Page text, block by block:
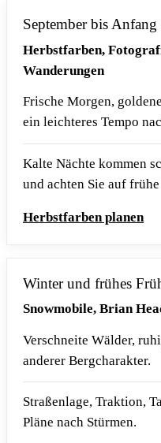
September bis
Herbstfarben,
Wanderungen
Frische Morgen,
ein leichteres Tempo
Kalte Nächte kommen
und achten Sie auf
Herbstfarben planen
Winter und frühes
Snowmobile, Brian
Verschneite Wälder,
anderer Bergcharakter.
Straßenlage, Traktion,
Pläne nach Stürmen.